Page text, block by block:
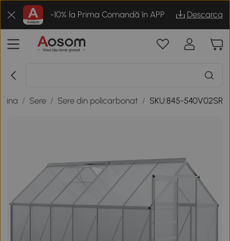
-10% la Prima Comandă în APP Descarca
/ Sere / Sere din policarbonat / SKU:845-540V02SR